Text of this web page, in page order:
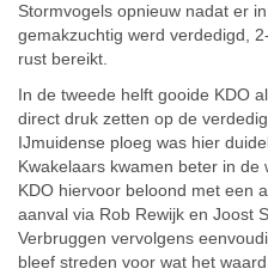
Stormvogels opnieuw nadat er
gemakzuchtig werd verdedigd,
rust bereikt.
In de tweede helft gooide KDO
direct druk zetten op de
IJmuidense ploeg was hier
Kwakelaars kwamen beter in
KDO hiervoor beloond met een
aanval via Rob Rewijk en Joost
Verbruggen vervolgens
bleef streden voor wat het